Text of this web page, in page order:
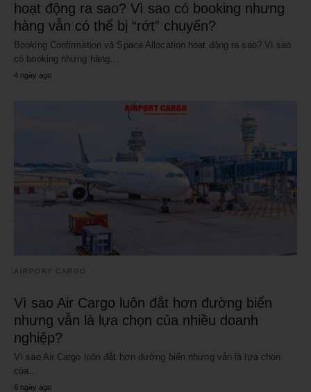
hoạt động ra sao? Vì sao có booking nhưng
hàng vẫn có thể bị “rớt” chuyến?
Booking Confirmation và Space Allocation hoạt động ra sao? Vì sao
có booking nhưng hàng…
4 ngày ago
AIRPORT CARGO
Vì sao Air Cargo luôn đắt hơn đường biển
nhưng vẫn là lựa chọn của nhiều doanh
nghiệp?
Vì sao Air Cargo luôn đắt hơn đường biển nhưng vẫn là lựa chọn
của…
6 ngày ago